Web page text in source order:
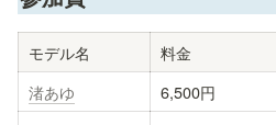
モデル名
料金
渚あゆ
6,500円